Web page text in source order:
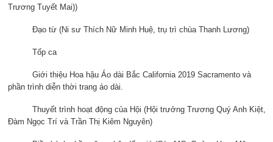
Trương Tuyết Mai))
Đạo từ (Ni sư Thích Nữ Minh Huệ, trụ trì chùa Thanh Lương)
Tốp ca
Giới thiệu Hoa hậu Áo dài Bắc California 2019 Sacramento và
phần trình diễn thời trang áo dài.
Thuyết trình hoạt động của Hội (Hội trưởng Trương Quý Anh Kiệt,
Đàm Ngọc Trí và Trần Thị Kiêm Nguyên)